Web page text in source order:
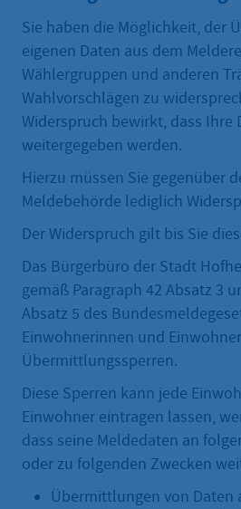
Sie haben die Möglichkeit, der
eigenen Daten aus dem
Wählergruppen und anderen
Wahlvorschlägen zu
Widerspruch bewirkt, dass Ihre
weitergegeben werden.
Hierzu müssen Sie gegenüber
Meldebehörde lediglich
Der Widerspruch gilt bis Sie
Das Bürgerbüro der Stadt
gemäß Paragraph 42 Absatz 3
Absatz 5 des
Einwohnerinnen und
Übermittlungssperren.
Diese Sperren kann jede
Einwohner eintragen lassen,
dass seine Meldedaten an
oder zu folgenden Zwecken
Übermittlungen von Daten